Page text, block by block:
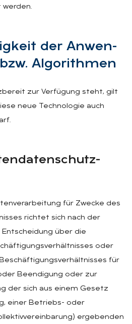
werden.
der An­wen­
Al­go­rith­men
zur Verfügung steht, gilt
neue Technologie auch
für Zwecke des
richtet sich nach der
über die
oder
für
Beendigung oder zur
der sich aus einem Gesetz
einer Betriebs- oder
ergebenden